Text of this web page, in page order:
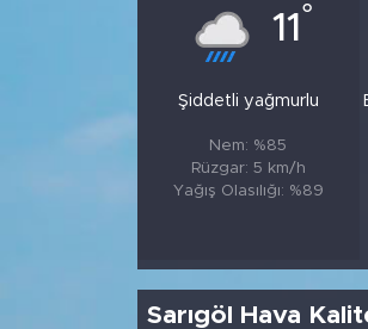
11 °
Şiddetli yağmurlu
Nem: %85
Rüzgar: 5 km/h
Yağış Olasılığı: %89
Sarıgöl Hava